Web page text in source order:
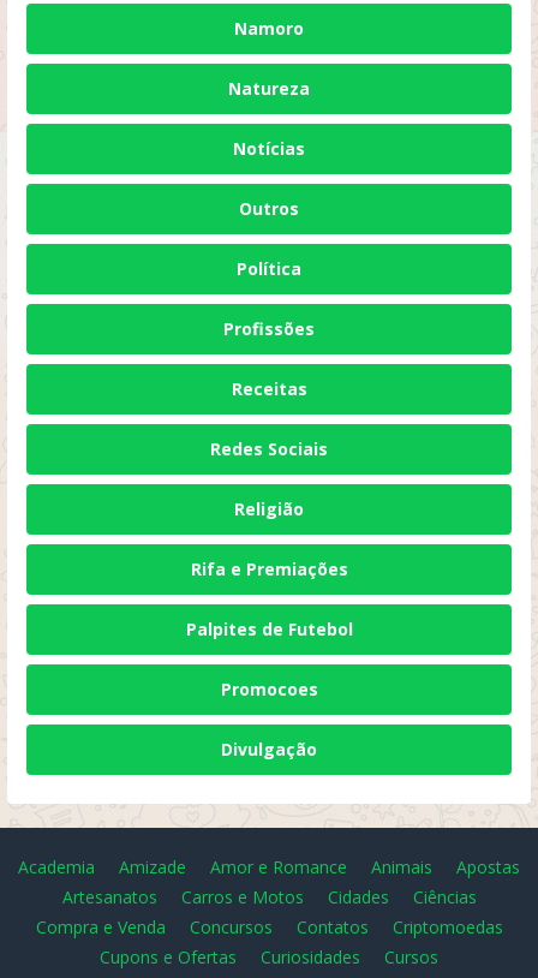
Namoro
Natureza
Notícias
Outros
Política
Profissões
Receitas
Redes Sociais
Religião
Rifa e Premiações
Palpites de Futebol
Promocoes
Divulgação
Academia Amizade Amor e Romance Animais
Apostas
Artesanatos
Carros e Motos Cidades
Ciências
Compra e Venda
Concursos Contatos
Criptomoedas
Cupons e Ofertas
Curiosidades
Cursos